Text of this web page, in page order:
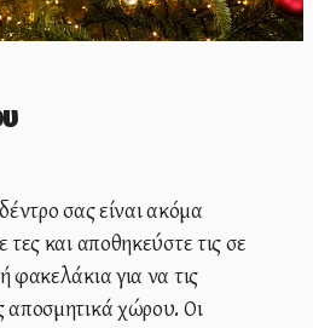
σας είναι ακόμα
τες και αποθηκεύστε τις σε
φακελάκια για να τις
αποσμητικά χώρου. Οι